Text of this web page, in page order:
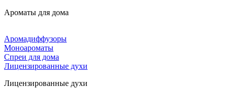
Ароматы для дома
Аромадиффузоры
Моноароматы
Спреи для дома
Лицензированные духи
Лицензированные духи